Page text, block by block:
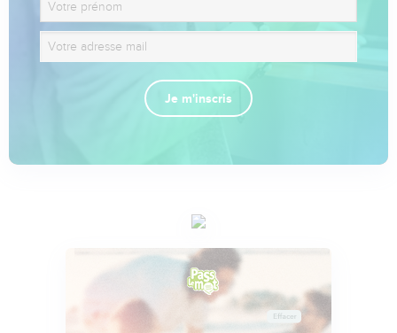
Je m'inscris